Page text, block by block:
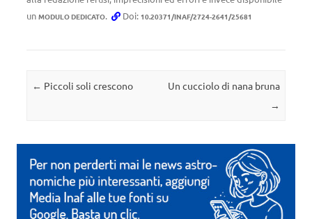
un MODULO DEDICATO. Doi: 10.20371/INAF/2724-2641/25681
Navigazione articolo
← Piccoli soli crescono
Un cucciolo di nana bruna
→